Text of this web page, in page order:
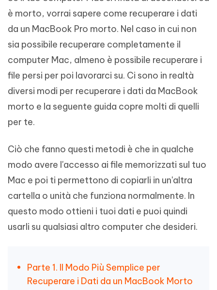
è morto, vorrai sapere come recuperare i dati
da un MacBook Pro morto. Nel caso in cui non
sia possibile recuperare completamente il
computer Mac, almeno è possibile recuperare i
file persi per poi lavorarci su. Ci sono in realtà
diversi modi per recuperare i dati da MacBook
morto e la seguente guida copre molti di quelli
per te.
Ciò che fanno questi metodi è che in qualche
modo avere l'accesso ai file memorizzati sul tuo
Mac e poi ti permettono di copiarli in un'altra
cartella o unità che funziona normalmente. In
questo modo ottieni i tuoi dati e puoi quindi
usarli su qualsiasi altro computer che desideri.
Parte 1. Il Modo Più Semplice per
Recuperare i Dati da un MacBook Morto